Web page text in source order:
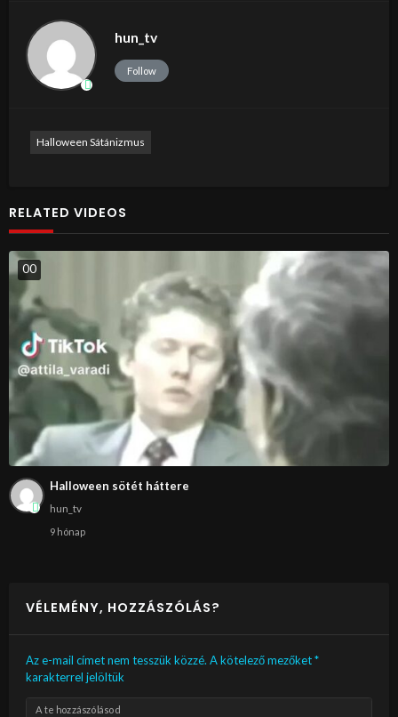
hun_tv
Follow
Halloween Sátánizmus
RELATED VIDEOS
00
Halloween sötét háttere
hun_tv
9 hónap
VÉLEMÉNY, HOZZÁSZÓLÁS?
Az e-mail címet nem tesszük közzé. A kötelező mezőket*
karakterrel jelöltük
A te hozzászólásod